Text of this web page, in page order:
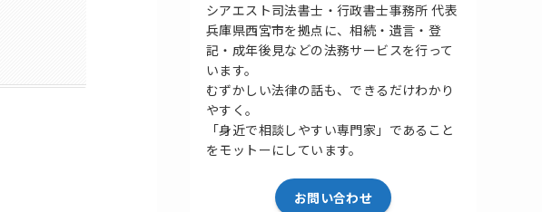
シアエスト司法書士・行政書士事務所 代表
兵庫県西宮市を拠点に、相続・遺言・登
記・成年後見などの法務サービスを行って
います。
むずかしい法律の話も、できるだけわかり
やすく。
「身近で相談しやすい専門家」であること
をモットーにしています。
お問い合わせ